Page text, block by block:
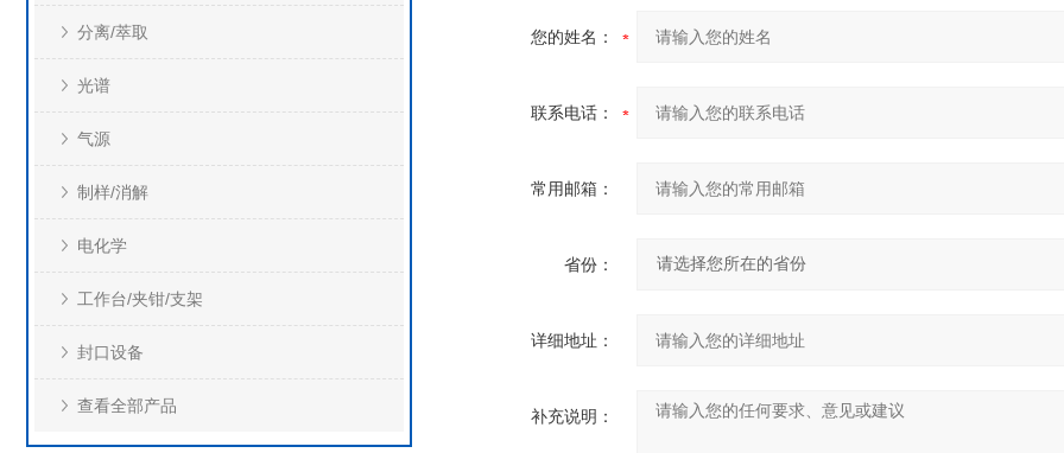
分离/萃取
光谱
气源
制样/消解
电化学
工作台/夹钳/支架
封口设备
查看全部产品
您的姓名：
联系电话：
常用邮箱：
省份：
详细地址：
补充说明：